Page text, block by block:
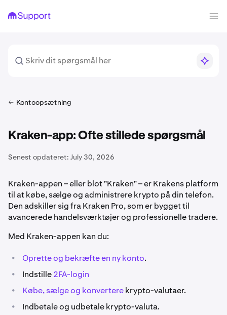
Kontoopsætning
Kraken-app: Ofte stillede spørgsmål
Senest opdateret: July 30, 2026
Kraken-appen – eller blot "Kraken" – er Krakens platform
til at købe, sælge og administrere krypto på din telefon.
Den adskiller sig fra Kraken Pro, som er bygget til
avancerede handelsværktøjer og professionelle tradere.
Med Kraken-appen kan du:
• Oprette og bekræfte en ny konto.
• Indstille2FA-login
• Købe, sælgeog konverterekrypto-valutaer.
• Indbetale og udbetale krypto-valuta.